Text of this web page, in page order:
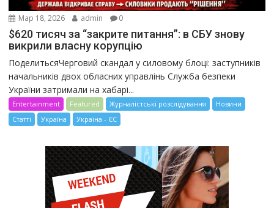
Мар 18, 2026 admin 0
$620 тисяч за “закрите питання”: в СБУ знову
викрили власну корупцію
ПоделитьсяЧерговий скандал у силовому блоці: заступників
начальників двох обласних управлінь Служба безпеки
України затримали на хабарі...
Entertainment Featured Журналістські розслідування
Новини
Статті
Україна Україна - ЄС